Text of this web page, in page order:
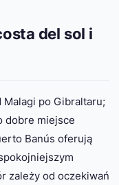
del sol i
po Gibraltaru;
dobre miejsce
Banús oferują
zależy od oczekiwań